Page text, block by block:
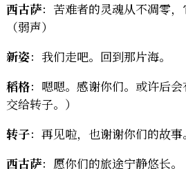
西古萨：苦难者的灵魂从不凋零，
（弱声）
新姿：我们走吧。回到那片海。
稻格：嗯嗯。感谢你们。或许后
交给转子。）
转子：再见啦，也谢谢你们的故事。
西古萨：愿你们的旅途宁静悠长。